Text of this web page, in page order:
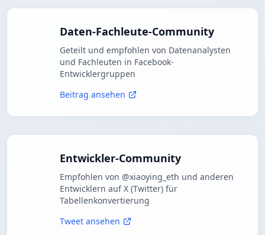
Daten-Fachleute-Community
Geteilt und empfohlen von Datenanalysten
und Fachleuten in Facebook-
Entwicklergruppen
Beitrag ansehen
Entwickler-Community
Empfohlen von @xiaoying_eth und anderen
Entwicklern auf X (Twitter) für
Tabellenkonvertierung
Tweet ansehen